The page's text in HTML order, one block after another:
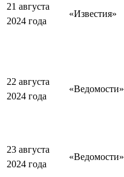
21 августа
2024 года
«Известия»
22 августа
2024 года
«Ведомости»
23 августа
2024 года
«Ведомости»